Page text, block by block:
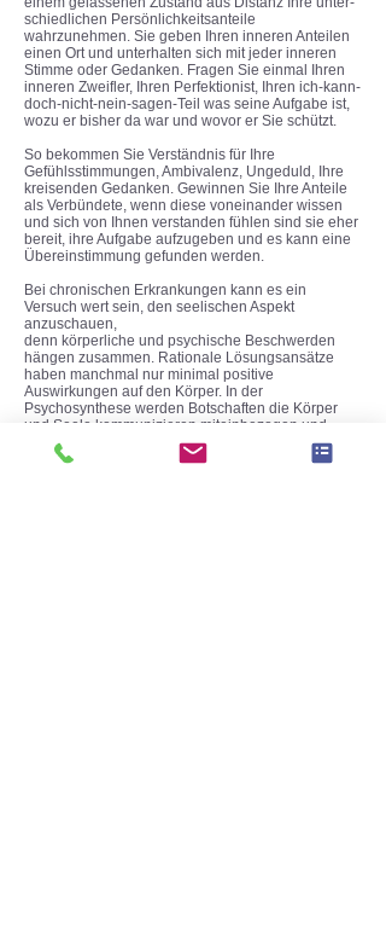
schiedlichen Persönlichkeitsanteile
wahrzunehmen. Sie geben Ihren inneren Anteilen
einen Ort und unterhalten sich mit jeder inneren
Stimme oder Gedanken. Fragen Sie einmal Ihren
inneren Zweifler, Ihren Perfektionist, Ihren ich-kann-
doch-nicht-nein-sagen-Teil was seine Aufgabe ist,
wozu er bisher da war und wovor er Sie schützt.
So bekommen Sie Verständnis für Ihre
Gefühlsstimmungen, Ambivalenz, Ungeduld, Ihre
kreisenden Gedanken. Gewinnen Sie Ihre Anteile
als Verbündete, wenn diese voneinander wissen
und sich von Ihnen verstanden fühlen sind sie eher
bereit, ihre Aufgabe aufzugeben und es kann eine
Übereinstimmung gefunden werden.
Bei chronischen Erkrankungen kann es ein
Versuch wert sein, den seelischen Aspekt
anzuschauen,
denn körperliche und psychische Beschwerden
hängen zusammen. Rationale Lösungsansätze
haben manchmal nur minimal positive
Auswirkungen auf den Körper. In der
Psychosynthese werden Botschaften die Körper
und Seele kommunizieren miteinbezogen und
fördern dadurch Ihre Gesundheit langfristig.